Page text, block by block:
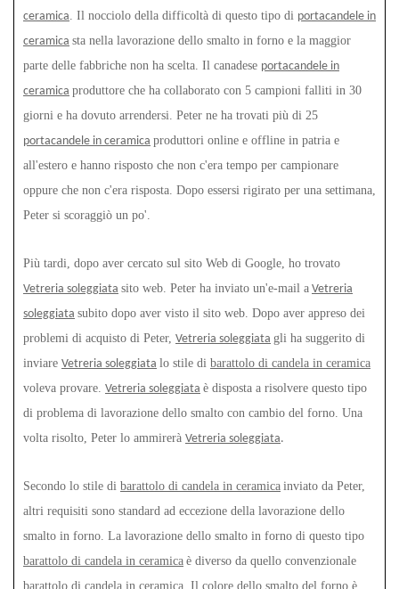
ceramica. Il nocciolo della difficoltà di questo tipo di portacandele in
ceramica sta nella lavorazione dello smalto in forno e la maggior
parte delle fabbriche non ha scelta. Il canadese portacandele in
ceramica produttore che ha collaborato con 5 campioni falliti in 30
giorni e ha dovuto arrendersi. Peter ne ha trovati più di 25
portacandele in ceramica produttori online e offline in patria e
all'estero e hanno risposto che non c'era tempo per campionare
oppure che non c'era risposta. Dopo essersi rigirato per una settimana,
Peter si scoraggiò un po'.
Più tardi, dopo aver cercato sul sito Web di Google, ho trovato
Vetreria soleggiata sito web. Peter ha inviato un'e-mail a Vetreria
soleggiata subito dopo aver visto il sito web. Dopo aver appreso dei
problemi di acquisto di Peter, Vetreria soleggiata gli ha suggerito di
inviare Vetreria soleggiata lo stile di barattolo di candela in ceramica
voleva provare. Vetreria soleggiata è disposta a risolvere questo tipo
di problema di lavorazione dello smalto con cambio del forno. Una
volta risolto, Peter lo ammirerà Vetreria soleggiata.
Secondo lo stile di barattolo di candela in ceramica inviato da Peter,
altri requisiti sono standard ad eccezione della lavorazione dello
smalto in forno. La lavorazione dello smalto in forno di questo tipo
barattolo di candela in ceramica è diverso da quello convenzionale
barattolo di candela in ceramica . Il colore dello smalto del forno è